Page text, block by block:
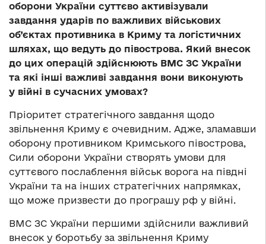
оборони України суттєво активізували
завдання ударів по важливих військових
об’єктах противника в Криму та логістичних
шляхах, що ведуть до півострова. Який внесок
до цих операцій здійснюють ВМС ЗС України
та які інші важливі завдання вони виконують
у війні в сучасних умовах?
Пріоритет стратегічного завдання щодо
звільнення Криму є очевидним. Адже, зламавши
оборону противником Кримського півострова,
Сили оборони України створять умови для
суттєвого послаблення військ ворога на півдні
України та на інших стратегічних напрямках,
що може призвести до програшу рф у війні.
ВМС ЗС України першими здійснили важливий
внесок у боротьбу за звільнення Криму